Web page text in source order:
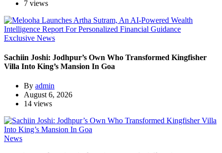
7 views
Exclusive News
Sachiin Joshi: Jodhpur’s Own Who Transformed Kingfisher
Villa Into King’s Mansion In Goa
By admin
August 6, 2026
14 views
News